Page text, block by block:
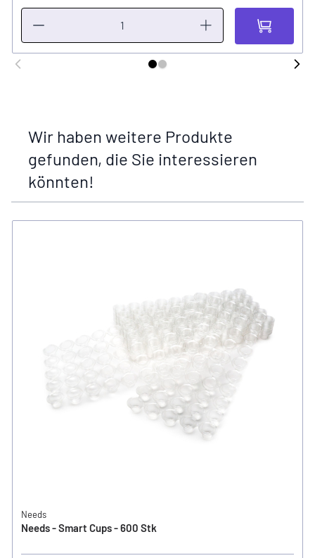
Wir haben weitere Produkte
gefunden, die Sie interessieren
könnten!
Needs
Needs - Smart Cups - 600 Stk